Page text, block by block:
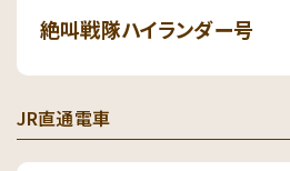
絶叫戦隊ハイランダー号
JR直通電車